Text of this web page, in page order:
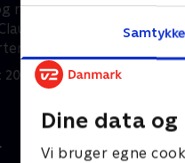
Samtykke
Dine data og
Vi bruger egne
massage. Desuden
og landmændene
giver dem råd til
i hjemmet.
• 30 min